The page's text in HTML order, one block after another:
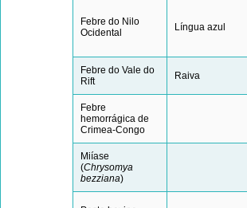
Febre do Nilo
Ocidental
Língua azul
Febre do Vale do
Rift
Raiva
Febre
hemorrágica de
Crimea-Congo
Miíase
(Chrysomya
bezziana)